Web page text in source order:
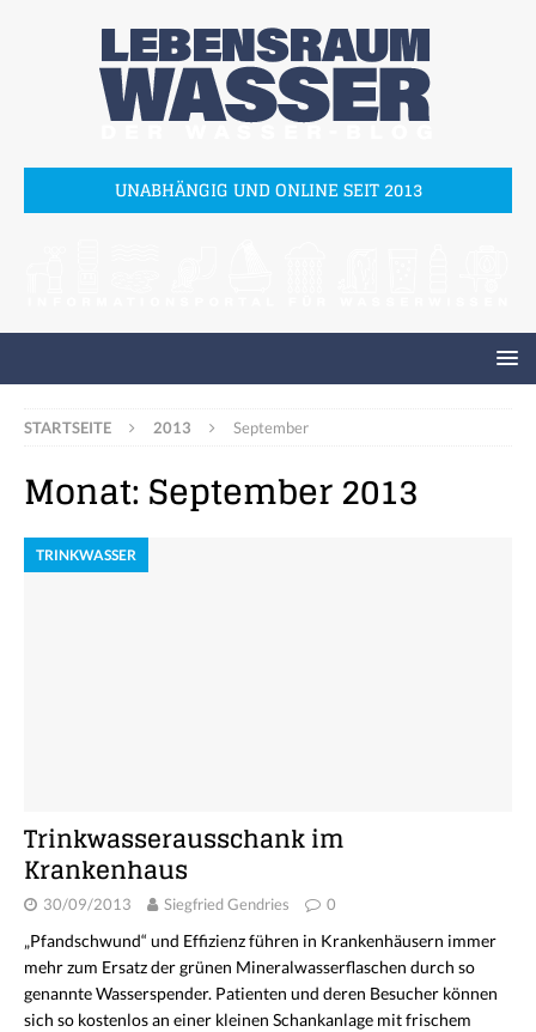
UNABHÄNGIG UND ONLINE SEIT 2013
STARTSEITE 2013 September
Monat: September 2013
TRINKWASSER
Trinkwasserausschank im
Krankenhaus
30/09/2013 Siegfried Gendries 0
„Pfandschwund“ und Effizienz führen in Krankenhäusern immer
mehr zum Ersatz der grünen Mineralwasserflaschen durch so
genannte Wasserspender. Patienten und deren Besucher können
sich so kostenlos an einer kleinen Schankanlage mit frischem